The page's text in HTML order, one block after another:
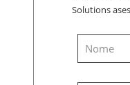
Solutions